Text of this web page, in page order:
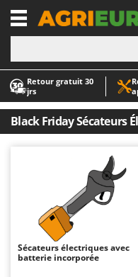
Retour gratuit 30
jrs
-1
A
Abris de jardin
Accessoires pour
Aérateurs
Arracheuses de
Aspirateurs - Balais
Aspirateurs à
Aspirateurs à
Aspirateurs de
Aspirateurs
A
AgriEuro Premium
AgriEuro TOP-LINE
Airmec
AL-KO
ALA 2000
Alce
Black Friday Sécateurs
Sécateurs électriques avec
batterie incorporée